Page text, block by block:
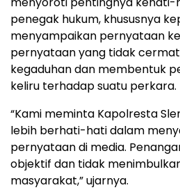
penegak hukum, khususnya
menyampaikan pernyataan
pernyataan yang tidak
kegaduhan dan membentuk
keliru terhadap suatu perkara.
“Kami meminta Kapolresta
lebih berhati-hati dalam
pernyataan di media.
objektif dan tidak
masyarakat,” ujarnya.